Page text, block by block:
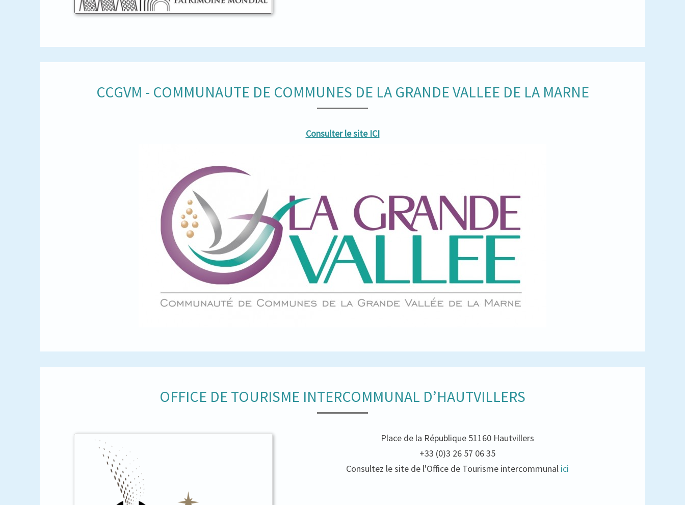
CCGVM - COMMUNAUTE DE COMMUNES DE LA GRANDE VALLEE DE LA MARNE
Consulter le site ICI
OFFICE DE TOURISME INTERCOMMUNAL D’HAUTVILLERS
Place de la République 51160 Hautvillers
+33 (0)3 26 57 06 35
Consultez le site de l'Office de Tourisme intercommunal ici